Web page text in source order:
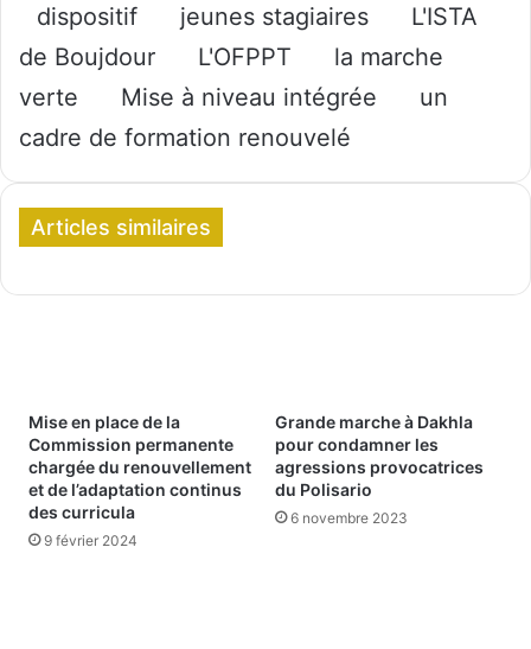
dispositif jeunes stagiaires
L'ISTA
de Boujdour
L'OFPPT
la marche
verte
Mise à niveau intégrée
un
cadre de formation renouvelé
Articles similaires
Mise en place de la
Commission permanente
chargée du renouvellement
et de l’adaptation continus
des curricula
9 février 2024
Grande marche à Dakhla
pour condamner les
agressions provocatrices
du Polisario
6 novembre 2023